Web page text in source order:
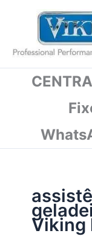
conteúdo
Viking